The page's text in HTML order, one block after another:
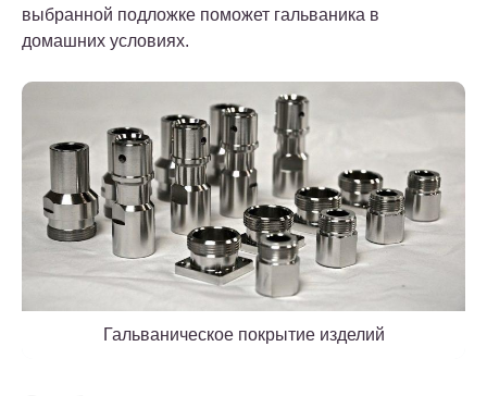
выбранной подложке поможет гальваника в
домашних условиях.
Гальваническое покрытие изделий